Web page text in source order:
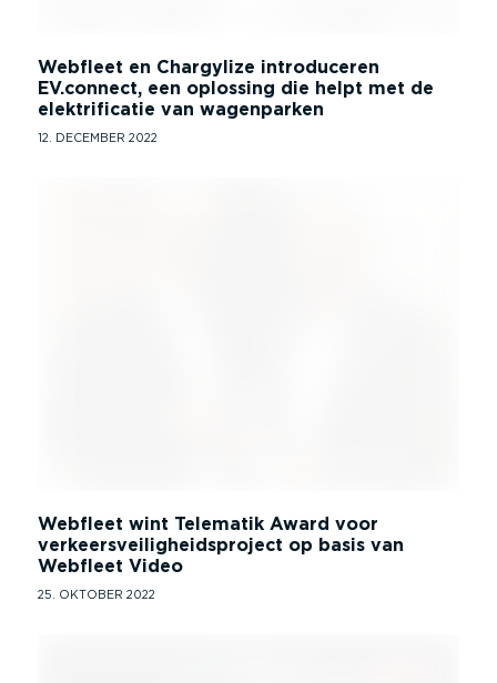
Webfleet en Chargylize introduceren
EV.connect, een oplossing die helpt met de
elektrificatie van wagenparken
12. DECEMBER 2022
Webfleet wint Telematik Award voor
verkeersveiligheidsproject op basis van
Webfleet Video
25. OKTOBER 2022